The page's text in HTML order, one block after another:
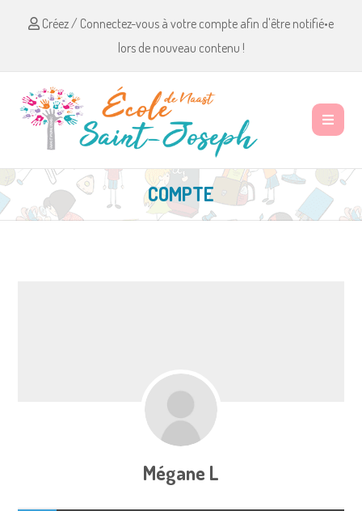
Créez / Connectez-vous à votre compte afin d'être notifié•e
lors de nouveau contenu !
COMPTE
Mégane L